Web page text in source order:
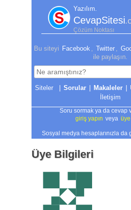
Yazılım.
CevapSitesi
Çözüm Noktası
Bu siteyi Facebook Twitter
ile paylaşın.
| Sorular | Makaleler |
İletişim
Soru sormak ya da cevap
giriş yapın veya
Sosyal medya hesaplarınızla da
Üye Bilgileri